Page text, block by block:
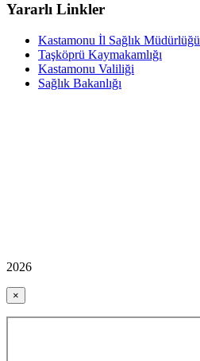
Yararlı Linkler
Kastamonu İl Sağlık Müdürlüğü
Taşköprü Kaymakamlığı
Kastamonu Valiliği
Sağlık Bakanlığı
2026
×